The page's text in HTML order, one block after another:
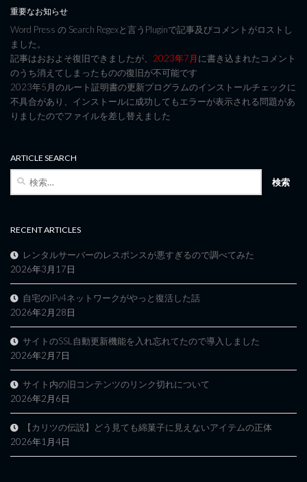
重要なお知らせ
Word Press の Search Regexと言うPluginで記事及びコメントがロストし
ました。
記事はおおよそ復旧できましたが、 2023年7月に書き込まれたコメント
のうち消えてしまったものの復旧が不可能です
2023年5月のルート証明書の更新プログラムのインストールチェックに
不具合があり、インストールに成功してもエラーが表示される問題があ
りましたのでファイルを差し替えました
ARTICLE SEARCH
RECENT ARTICLES
レンタルサーバーのレスポンスが悪すぎるので調べてみた
2026年3月17日
自宅のIPv4ネットワークがやっと復活した話
2026年2月28日
サイトのSSL自動更新機能を入れ忘れてたので導入しました
2026年2月7日
サイト内の旧コンテンツのリンク切れについて
2026年2月6日
【カリツの伝説】どう見ても綿菓子に見えないアイテムの正体
2026年1月4日